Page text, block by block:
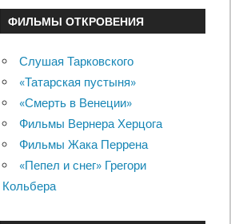
ФИЛЬМЫ ОТКРОВЕНИЯ
Слушая Тарковского
«Татарская пустыня»
«Смерть в Венеции»
Фильмы Вернера Херцога
Фильмы Жака Перрена
«Пепел и снег» Грегори
Кольбера